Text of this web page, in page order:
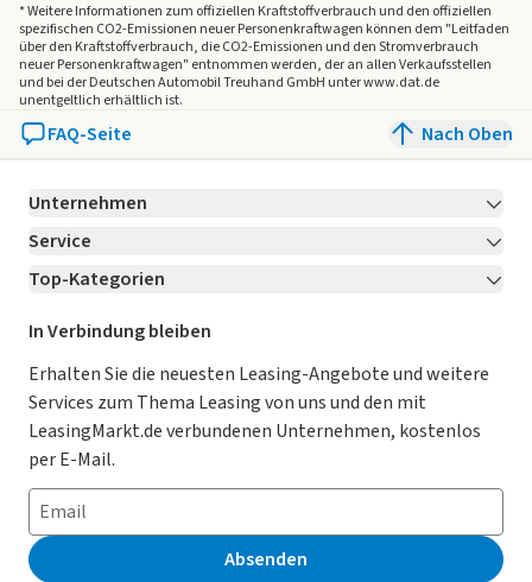
* Weitere Informationen zum offiziellen Kraftstoffverbrauch und den offiziellen
spezifischen CO2-Emissionen neuer Personenkraftwagen können dem "Leitfaden
über den Kraftstoffverbrauch, die CO2-Emissionen und den Stromverbrauch
neuer Personenkraftwagen" entnommen werden, der an allen Verkaufsstellen
und bei der Deutschen Automobil Treuhand GmbH unter www.dat.de
unentgeltlich erhältlich ist.
FAQ-Seite Nach Oben
Unternehmen
Über LeasingMarkt.de
Karriere Jetzt bewerben!
Für Händler
Kooperation mit AutoScout24
AGB
Datenschutz
Impressum
Erklärung zur Barrierefreiheit
Service
Kontakt
Ratgeber
Magazin
Datenschutz-Einstellungen
So funktioniert’s
Häufig gestellte Fragen
Leasing-Lexikon
Top-Kategorien
Leasing Deals
Gebrauchtwagen Leasing
Leasing ohne Anzahlung
E-Auto Leasing
Privatleasing
Leasing-Vergleiche
In Verbindung bleiben
Erhalten Sie die neuesten Leasing-Angebote und weitere
Services zum Thema Leasing von uns und den mit
LeasingMarkt.de verbundenen Unternehmen, kostenlos
per E-Mail.
Absenden